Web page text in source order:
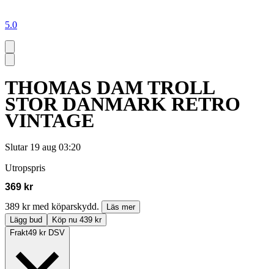
5.0
THOMAS DAM TROLL
STOR DANMARK RETRO
VINTAGE
Slutar 19 aug 03:20
Utropspris
369 kr
389 kr med köparskydd.
Läs mer
Lägg bud
Köp nu 439 kr
Frakt49 kr DSV